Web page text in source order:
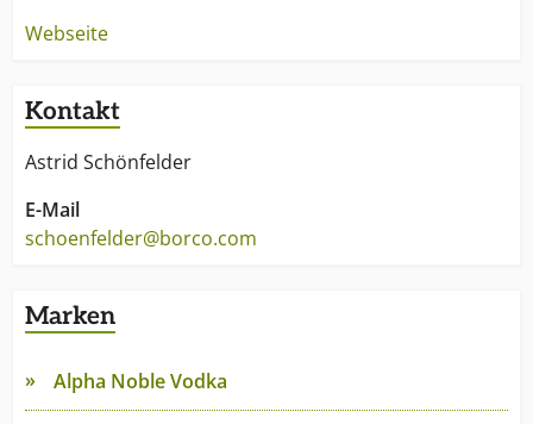
Webseite
Kontakt
Astrid Schönfelder
E-Mail
schoenfelder@borco.com
Marken
Alpha Noble Vodka